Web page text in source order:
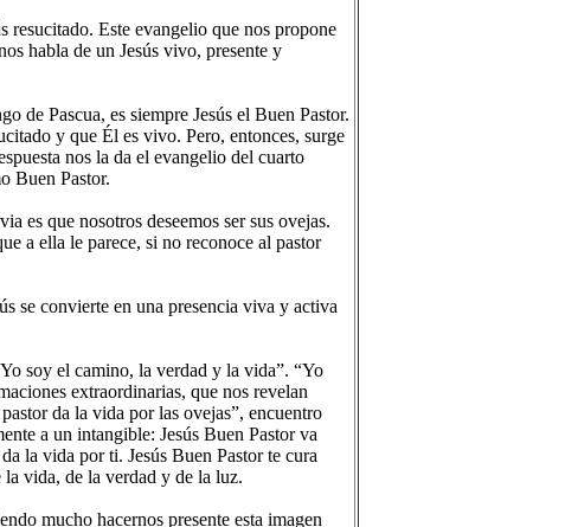
resucitado. Este evangelio que nos propone
habla de un Jesús vivo, presente y
de Pascua, es siempre Jesús el Buen Pastor.
y que Él es vivo. Pero, entonces, surge
nos la da el evangelio del cuarto
Buen Pastor.
es que nosotros deseemos ser sus ovejas.
a ella le parece, si no reconoce al pastor
se convierte en una presencia viva y activa
soy el camino, la verdad y la vida”. “Yo
extraordinarias, que nos revelan
da la vida por las ovejas”, encuentro
a un intangible: Jesús Buen Pastor va
la vida por ti. Jesús Buen Pastor te cura
vida, de la verdad y de la luz.
mucho hacernos presente esta imagen